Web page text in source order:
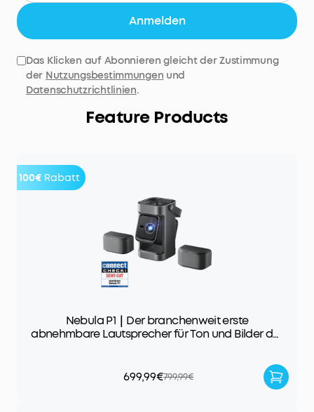
Anmelden
Das Klicken auf Abonnieren gleicht der Zustimmung
der Nutzungsbestimmungen und
Datenschutzrichtlinien.
Feature Products
100€ Rabatt
Nebula P1｜Der branchenweit erste
abnehmbare Lautsprecher für Ton und Bilder der
699,99€799,99€